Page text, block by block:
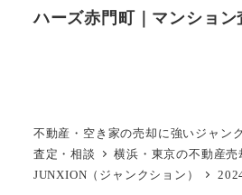
ハーズ赤門町｜マンション
不動産・空き家の売却に強いジャン
査定・相談
横浜・東京の不動産売
JUNXION（ジャンクション）